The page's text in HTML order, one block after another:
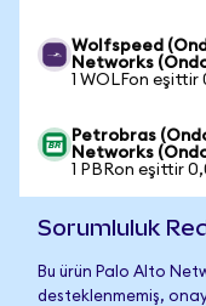
Wolfspeed
Networks
1 WOLFon eşittir
Petrobras
Networks
1 PBRon eşittir
Sorumluluk
Bu ürün Palo Alto
desteklenmemiş,